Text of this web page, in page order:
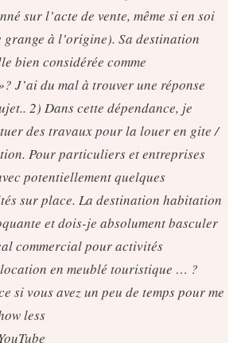
sur l’acte de vente, même si en soi
grange à l’origine). Sa destination
bien considérée comme
J’ai du mal à trouver une réponse
2) Dans cette dépendance, je
des travaux pour la louer en gite /
Pour particuliers et entreprises
potentiellement quelques
sur place. La destination habitation
et dois-je absolument basculer
commercial pour activités
en meublé touristique … ?
si vous avez un peu de temps pour me
less